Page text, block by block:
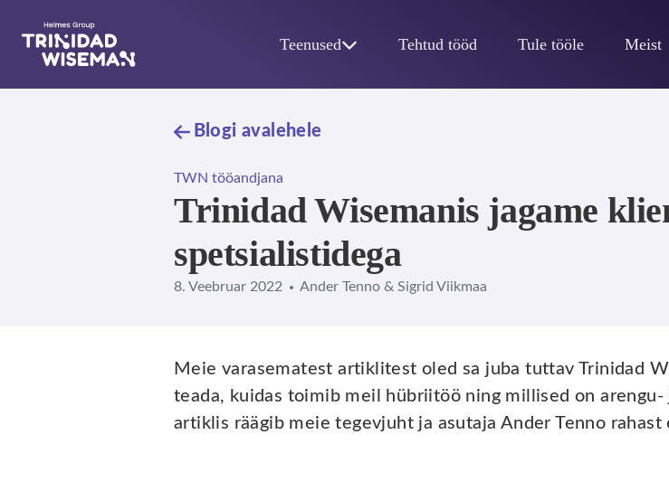
Teenused Tehtud tööd Tule tööle Meist
Blogi avalehele
TWN tööandjana
Trinidad Wisemanis jagame
spetsialistidega
8. Veebruar 2022 Ander Tenno & Sigrid Viikmaa
Meie varasematest artiklitest oled sa juba tuttav Trinidad
teada, kuidas toimib meil hübriitöö ning millised on
artiklis räägib meie tegevjuht ja asutaja Ander Tenno